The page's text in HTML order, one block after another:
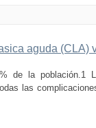
aguda (CLA)
de la población.1
las